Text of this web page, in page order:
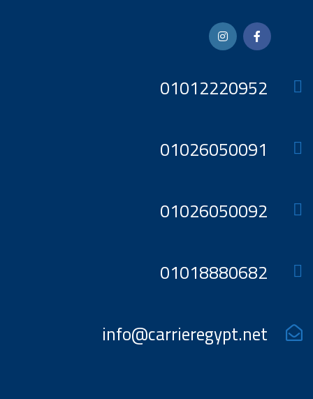
01012220952
01026050091
01026050092
01018880682
info@carrieregypt.net